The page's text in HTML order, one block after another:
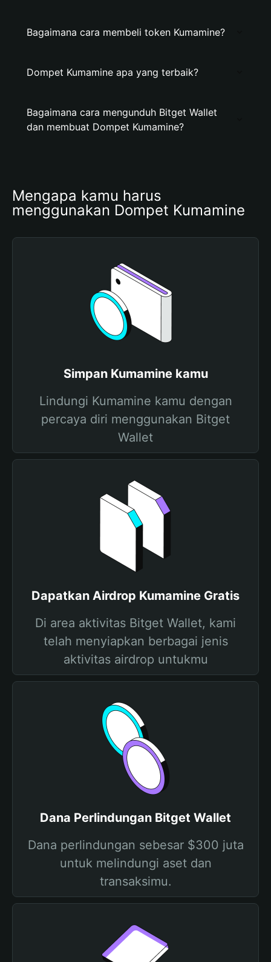
Bagaimana cara membeli token Kumamine?
Dompet Kumamine apa yang terbaik?
Bagaimana cara mengunduh Bitget Wallet
dan membuat Dompet Kumamine?
Mengapa kamu harus
menggunakan Dompet Kumamine
Simpan Kumamine kamu
Lindungi Kumamine kamu dengan
percaya diri menggunakan Bitget
Wallet
Dapatkan Airdrop Kumamine Gratis
Di area aktivitas Bitget Wallet, kami
telah menyiapkan berbagai jenis
aktivitas airdrop untukmu
Dana Perlindungan Bitget Wallet
Dana perlindungan sebesar $300 juta
untuk melindungi aset dan
transaksimu.